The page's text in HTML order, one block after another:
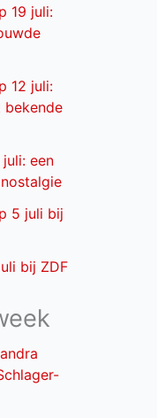
19 juli:
12 juli:
bekende
een
5 juli bij
bij ZDF